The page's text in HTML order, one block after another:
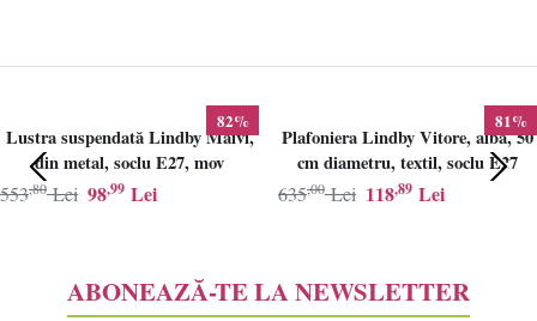
82%
Lustra suspendată Lindby Maivi,
din metal, soclu E27, mov
98,99 Lei
553,80 Lei
81%
Plafoniera Lindby Vitore, alba, 50
cm diametru, textil, soclu E27
118,89 Lei
635,00 Lei
ABONEAZĂ-TE LA NEWSLETTER